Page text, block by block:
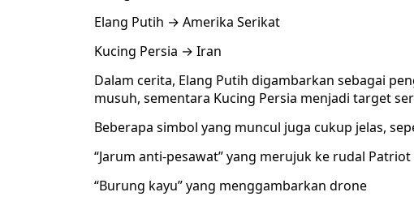
Elang Putih → Amerika Serikat
Kucing Persia → Iran
Dalam cerita, Elang Putih digambarkan sebagai
musuh, sementara Kucing Persia menjadi target
Beberapa simbol yang muncul juga cukup jelas,
“Jarum anti-pesawat” yang merujuk ke rudal Patriot
“Burung kayu” yang menggambarkan drone